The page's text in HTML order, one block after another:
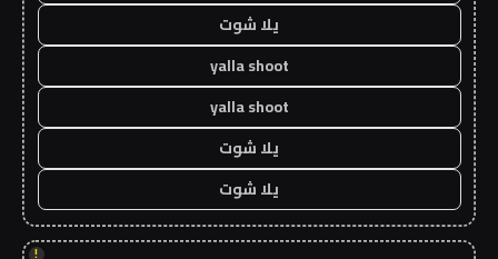
يلا شوت
yalla shoot
yalla shoot
يلا شوت
يلا شوت
!